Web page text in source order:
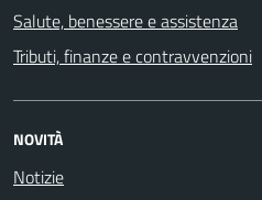
Salute, benessere e assistenza
Tributi, finanze e contravvenzioni
NOVITÀ
Notizie